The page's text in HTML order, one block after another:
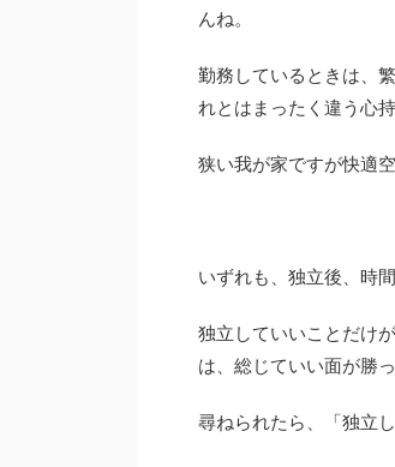
んね。
勤務しているときは、
れとはまったく違う心
狭い我が家ですが快適空
いずれも、独立後、時
独立していいことだけ
は、総じていい面が勝
尋ねられたら、「独立